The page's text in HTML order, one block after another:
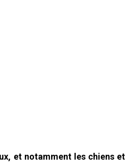
et notamment les chiens et